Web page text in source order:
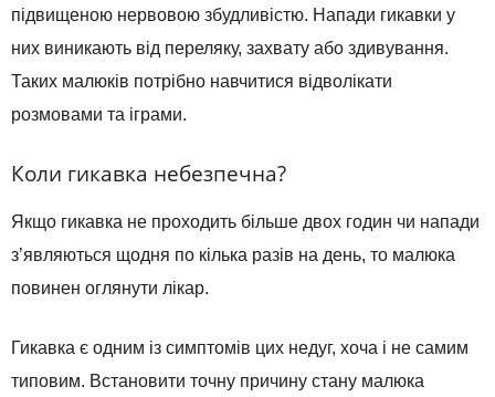
підвищеною нервовою збудливістю. Напади гикавки у
них виникають від переляку, захвату або здивування.
Таких малюків потрібно навчитися відволікати
розмовами та іграми.
Коли гикавка небезпечна?
Якщо гикавка не проходить більше двох годин чи напади
з’являються щодня по кілька разів на день, то малюка
повинен оглянути лікар.
Гикавка є одним із симптомів цих недуг, хоча і не самим
типовим. Встановити точну причину стану малюка